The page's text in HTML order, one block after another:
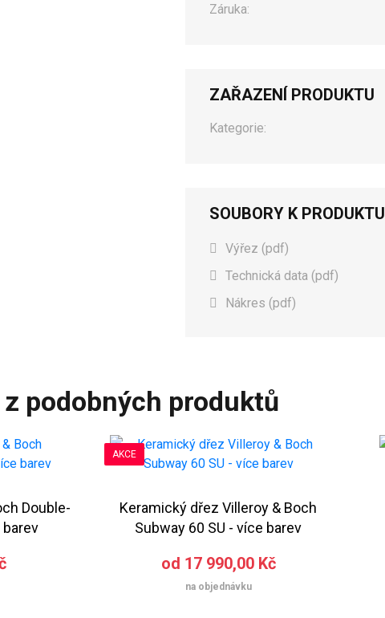
Záruka:
ZAŘAZENÍ PRODUKTU
Kategorie:
SOUBORY K PRODUKTU
Výřez (pdf)
Technická data (pdf)
Nákres (pdf)
podobných produktů
Double-
AKCE
Keramický dřez Villeroy & Boch
Subway 60 SU - více barev
od 17 990,00 Kč
na objednávku